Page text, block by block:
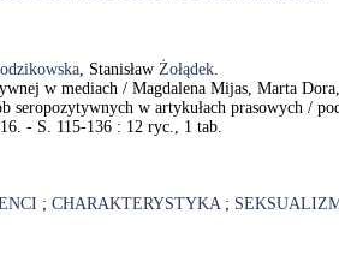
, Stanisław Żołądek.
w mediach / Magdalena Mijas, Marta
seropozytywnych w artykułach prasowych /
- S. 115-136 : 12 ryc., 1 tab.
; CHARAKTERYSTYKA;